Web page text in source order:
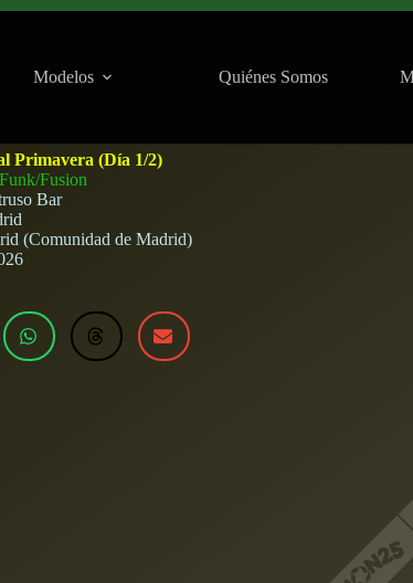
Modelos Quiénes Somos
Primavera (Día 1/2)
Fusion
Bar
(Comunidad de Madrid)